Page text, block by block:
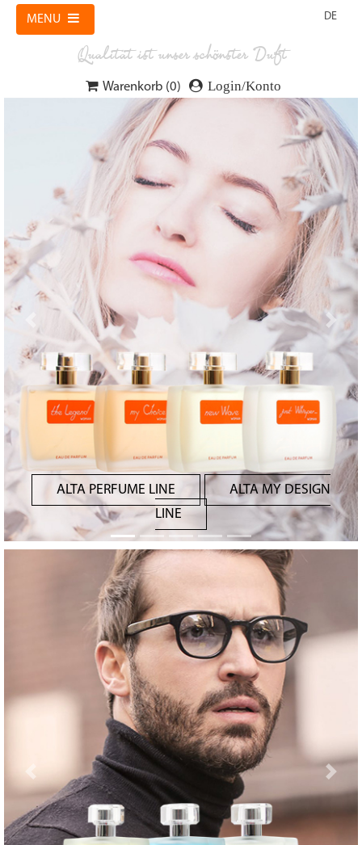
MENU
Qualität ist unser schönster Duft
Warenkorb (0) Login/Konto
ALTA PERFUME LINE
ALTA MY DESIGN
LINE
Zurück
Zurück